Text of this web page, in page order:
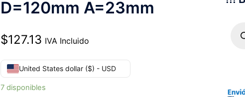
D=120mm A=23mm
$127.13 IVA Incluido
United States dollar ($) - USD
7 disponibles